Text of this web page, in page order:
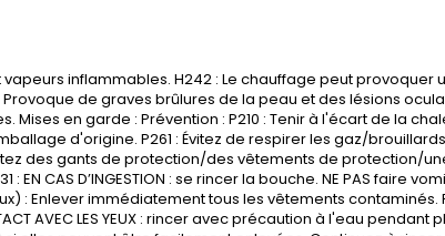
inflammables. H242 : Le chauffage peut provoquer
de graves brûlures de la peau et des lésions
en garde : Prévention : P210 : Tenir à l'écart de la
d'origine. P261 : Évitez de respirer les gaz/
des gants de protection/des vêtements de protection/
CAS D’INGESTION : se rincer la bouche. NE PAS faire
: Enlever immédiatement tous les vêtements
AVEC LES YEUX : rincer avec précaution à l'eau